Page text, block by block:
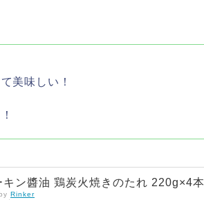
美味しい！
キン醬油 鶏炭火焼きのたれ 220g×4本
Rinker